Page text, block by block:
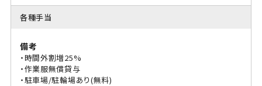
各種手当
備考
・時間外割増25%
・作業服無償貸与
・駐車場/駐輪場あり(無料)